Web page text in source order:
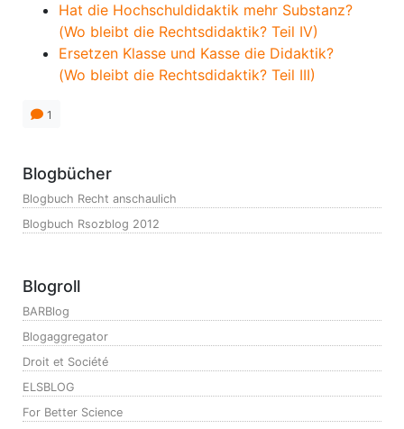
Hat die Hochschuldidaktik mehr Substanz?
(Wo bleibt die Rechtsdidaktik? Teil IV)
Ersetzen Klasse und Kasse die Didaktik?
(Wo bleibt die Rechtsdidaktik? Teil III)
1
Blogbücher
Blogbuch Recht anschaulich
Blogbuch Rsozblog 2012
Blogroll
BARBlog
Blogaggregator
Droit et Société
ELSBLOG
For Better Science